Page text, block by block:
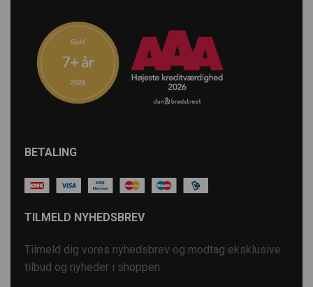
BETALING
TILMELD NYHEDSBREV
Tilmeld dig vores nyhedsbrev og modtag eksklusive
tilbud og nyheder i shoppen.